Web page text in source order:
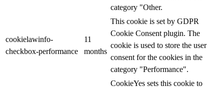
category "Other.
cookielawinfo-
checkbox-performance
11
months
This cookie is set by GDPR
Cookie Consent plugin. The
cookie is used to store the user
consent for the cookies in the
category "Performance".
CookieYes sets this cookie to